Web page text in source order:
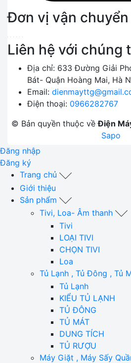
Đơn vị vận chuyển
Liên hệ với chúng
Địa chỉ: 633 Đường Giải
Bát- Quận Hoàng Mai, Hà
Email:
Điện thoại: 0966282767
© Bản quyền thuộc vềĐiện
Sapo
Đăng nhập
Đăng ký
Trang chủ
Giới thiệu
Sản phẩm
Tivi, Loa- Âm thanh
Tivi
LOẠI TIVI
CHỌN TIVI
Loa
Tủ Lạnh , Tủ Đông , Tủ
Tủ Lạnh
KIỂU TỦ LẠNH
TỦ ĐÔNG
TỦ MÁT
DUNG TÍCH
TỦ RƯỢU
Máy Giặt , Máy Sấy